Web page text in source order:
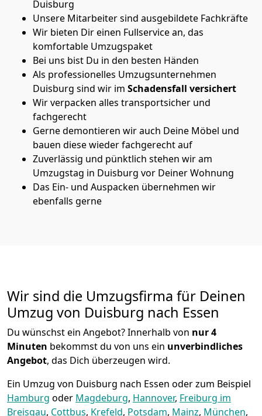
Duisburg
Unsere Mitarbeiter sind ausgebildete Fachkräfte
Wir bieten Dir einen Fullservice an, das
komfortable Umzugspaket
Bei uns bist Du in den besten Händen
Als professionelles Umzugsunternehmen
Duisburg sind wir im Schadensfall versichert
Wir verpacken alles transportsicher und
fachgerecht
Gerne demontieren wir auch Deine Möbel und
bauen diese wieder fachgerecht auf
Zuverlässig und pünktlich stehen wir am
Umzugstag in Duisburg vor Deiner Wohnung
Das Ein- und Auspacken übernehmen wir
ebenfalls gerne
Wir sind die Umzugsfirma für Deinen
Umzug von Duisburg nach Essen
Du wünschst ein Angebot? Innerhalb von nur 4
Minuten bekommst du von uns ein unverbindliches
Angebot, das Dich überzeugen wird.
Ein Umzug von Duisburg nach Essen oder zum Beispiel
Hamburg oder Magdeburg, Hannover, Freiburg im
Breisgau, Cottbus, Krefeld, Potsdam, Mainz, München,